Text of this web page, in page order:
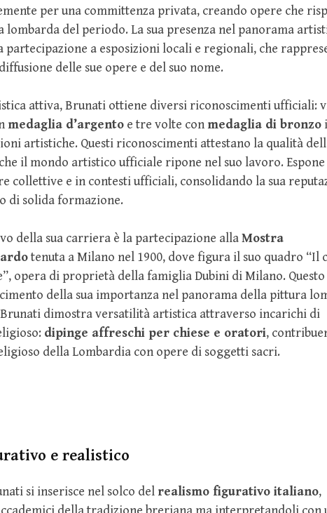
per una committenza privata, creando opere che
lombarda del periodo. La sua presenza nel panorama
partecipazione a esposizioni locali e regionali, che
delle sue opere e del suo nome.
attiva, Brunati ottiene diversi riconoscimenti ufficiali:
medaglia d’argento e tre volte con medaglia di bronzo
artistiche. Questi riconoscimenti attestano la qualità
il mondo artistico ufficiale ripone nel suo lavoro. Espone
collettive e in contesti ufficiali, consolidando la sua
di solida formazione.
della sua carriera è la partecipazione allaMostra
tenuta a Milano nel 1900, dove figura il suo quadro “Il
opera di proprietà della famiglia Dubini di Milano.
della sua importanza nel panorama della pittura
dimostra versatilità artistica attraverso incarichi di
dipinge affreschi per chiese e oratori,
della Lombardia con opere di soggetti sacri.
e realistico
si inserisce nel solco del realismo figurativo italiano,